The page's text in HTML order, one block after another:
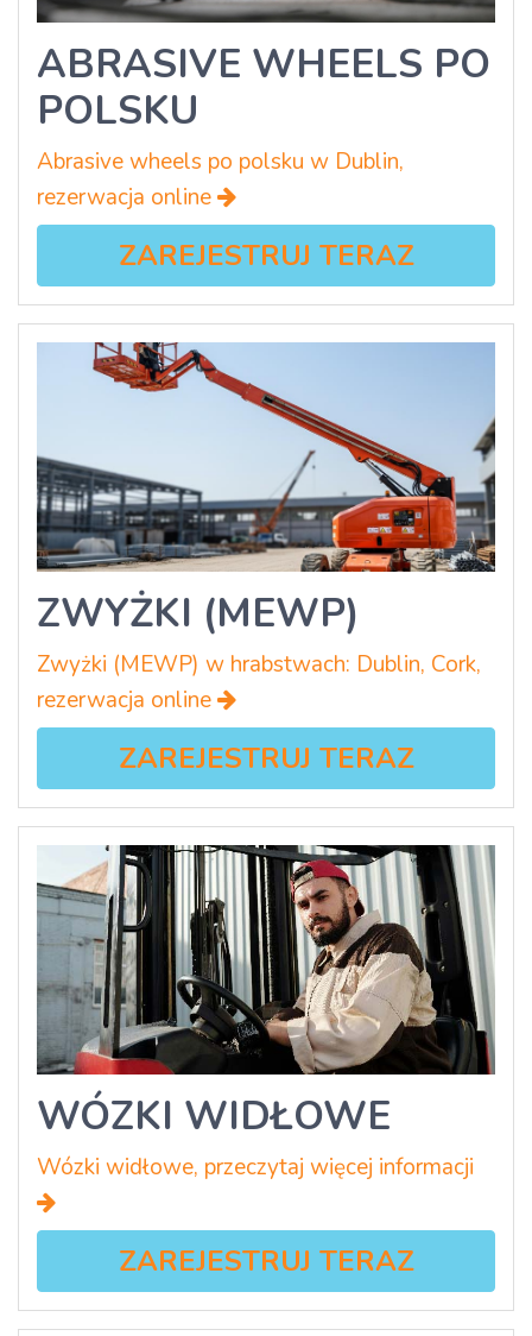
ABRASIVE WHEELS PO
POLSKU
Abrasive wheels po polsku w Dublin,
rezerwacja online
ZAREJESTRUJ TERAZ
ZWYŻKI (MEWP)
Zwyżki (MEWP) w hrabstwach: Dublin, Cork,
rezerwacja online
ZAREJESTRUJ TERAZ
WÓZKI WIDŁOWE
Wózki widłowe, przeczytaj więcej informacji
ZAREJESTRUJ TERAZ